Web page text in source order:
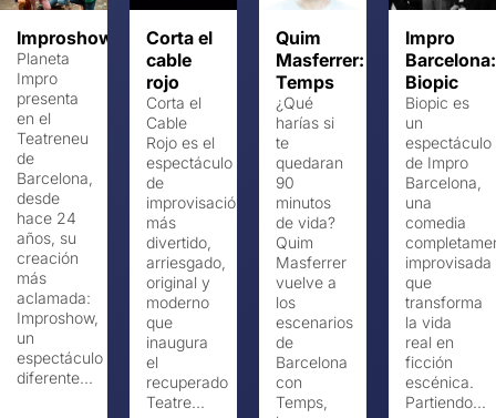
Improshow
Planeta
Impro
presenta
en el
Teatreneu
de
Barcelona,
​​desde
hace 24
años, su
creación
más
aclamada:
Improshow,
un
espectáculo
diferente...
Corta el
cable
rojo
Corta el
Cable
Rojo es el
espectáculo
de
improvisación
más
divertido,
arriesgado,
original y
moderno
que
inaugura
el
recuperado
Teatre...
Quim
Masferrer:
Temps
¿Qué
harías si
te
quedaran
90
minutos
de vida?
Quim
Masferrer
vuelve a
los
escenarios
de
Barcelona
con
Temps,
Impro
Barcelona:
Biopic
Biopic es
un
espectáculo
de Impro
Barcelona,
​​una
comedia
improvisada
que
transforma
la vida
real en
ficción
escénica.
Partiendo...